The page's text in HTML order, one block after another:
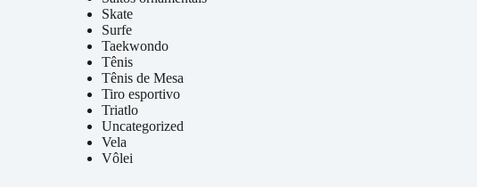
Skate
Surfe
Taekwondo
Tênis
Tênis de Mesa
Tiro esportivo
Triatlo
Uncategorized
Vela
Vôlei